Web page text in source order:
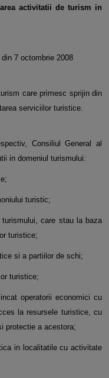
activitatii de turism in
7 octombrie 2008
care primesc sprijin din
serviciilor turistice.
Consiliul General al
in domeniul turismului:
turistic;
care stau la baza
turistice;
si a partiilor de schi;
turistice;
operatorii economici cu
la resursele turistice, cu
protectie a acestora;
in localitatile cu activitate